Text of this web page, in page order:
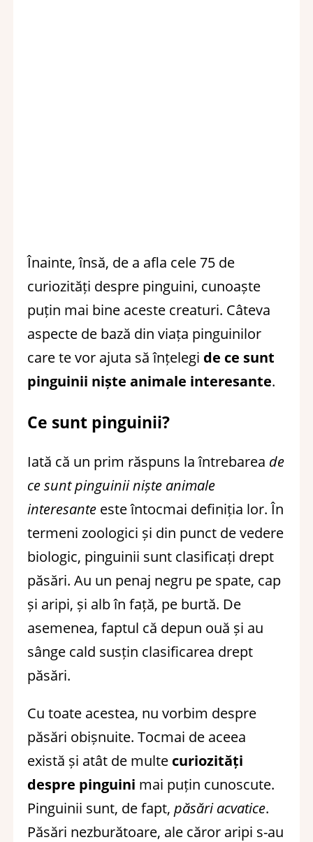
Înainte, însă, de a afla cele 75 de
curiozități despre pinguini, cunoaște
puțin mai bine aceste creaturi. Câteva
aspecte de bază din viața pinguinilor
care te vor ajuta să înțelegi de ce sunt
pinguinii niște animale interesante.
Ce sunt pinguinii?
Iată că un prim răspuns la întrebarea de
ce sunt pinguinii niște animale
interesanteeste întocmai definiția lor. În
termeni zoologici și din punct de vedere
biologic, pinguinii sunt clasificați drept
păsări. Au un penaj negru pe spate, cap
și aripi, și alb în față, pe burtă. De
asemenea, faptul că depun ouă și au
sânge cald susțin clasificarea drept
păsări.
Cu toate acestea, nu vorbim despre
păsări obișnuite. Tocmai de aceea
există și atât de multe curiozități
despre pinguini mai puțin cunoscute.
Pinguinii sunt, de fapt, păsări acvatice.
Păsări nezburătoare, ale căror aripi s-au